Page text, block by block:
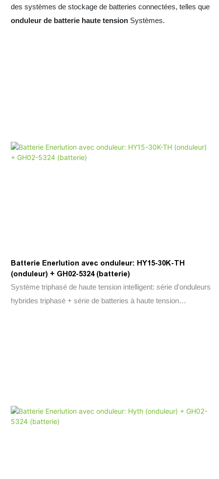
des systèmes de stockage de batteries connectées, telles que
onduleur de batterie haute tension Systèmes.
Batterie Enerlution avec onduleur: HY15-30K-TH
(onduleur) + GH02-5324 (batterie)
Système triphasé de haute tension intelligent: série d'onduleurs
hybrides triphasé + série de batteries à haute tension